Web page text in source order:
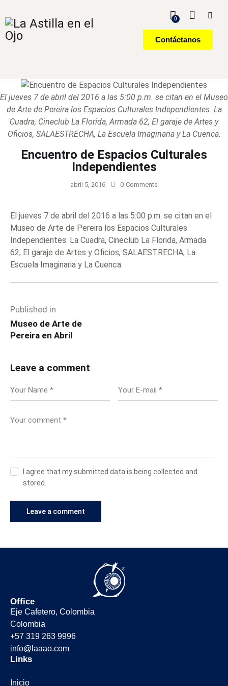
0
Contáctanos
El jueves 7 de abril del 2016 a las 5:00 p.m. se citan en el Museo
de Arte de Pereira los Espacios Culturales Independientes: La
Cuadra, Cineclub La Florida, Armada 62, El garaje de Artes y
Oficios, SALAESTRECHA, La Escuela Imaginaria y La Cuenca.
Encuentro de Espacios Culturales
Independientes
abril 5, 2016 0 Comments
El jueves 7 de abril del 2016 a las 5:00 p.m. se citan en el
Museo de Arte de Pereira los Espacios Culturales
Independientes: La Cuadra, Cineclub La Florida, Armada
62, El garaje de Artes y Oficios, SALAESTRECHA, La
Escuela Imaginaria y La Cuenca.
Published in
Museo de Arte de
Pereira en Abril
Leave a comment
I agree that my submitted data is being collected and
stored.
Office
Eje Cafetero, Colombia
Colombia
+57 319 263 9996
info@laaao.com
Links
Inicio